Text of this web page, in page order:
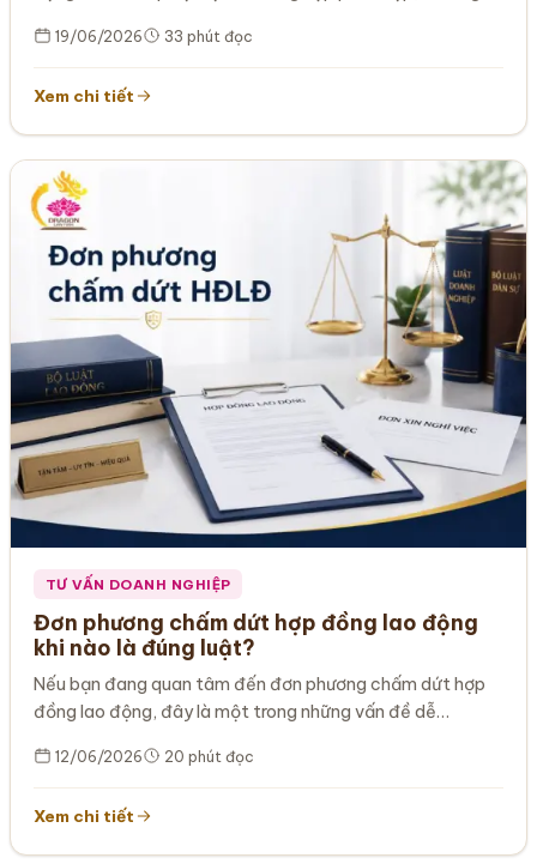
19/06/2026 33 phút đọc
Xem chi tiết
TƯ VẤN DOANH NGHIỆP
Đơn phương chấm dứt hợp đồng lao động
khi nào là đúng luật?
Nếu bạn đang quan tâm đến đơn phương chấm dứt hợp
đồng lao động, đây là một trong những vấn đề dễ…
12/06/2026 20 phút đọc
Xem chi tiết